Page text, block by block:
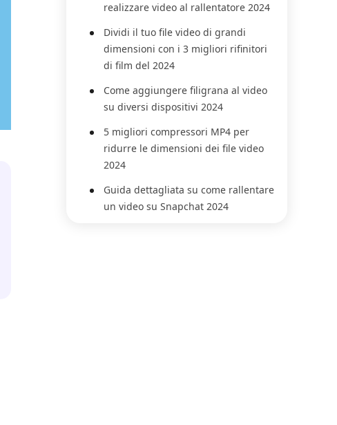
realizzare video al rallentatore 2024
Dividi il tuo file video di grandi
dimensioni con i 3 migliori rifinitori
di film del 2024
Come aggiungere filigrana al video
su diversi dispositivi 2024
5 migliori compressori MP4 per
ridurre le dimensioni dei file video
2024
Guida dettagliata su come rallentare
un video su Snapchat 2024